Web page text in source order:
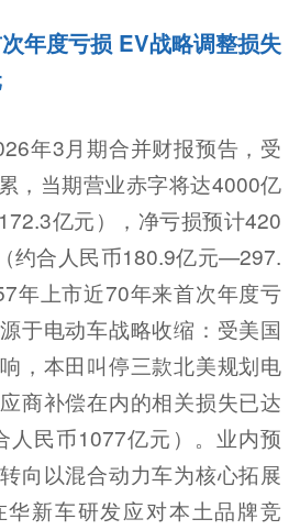
年度亏损 EV战略调整损失
年3月期合并财报预告，受
，当期营业赤字将达4000亿
亿元），净亏损预计420
约合人民币180.9亿元—297.
年上市近70年来首次年度亏
于电动车战略收缩：受美国
，本田叫停三款北美规划电
商补偿在内的相关损失已达
人民币1077亿元）。业内预
向以混合动力车为核心拓展
新车研发应对本土品牌竞